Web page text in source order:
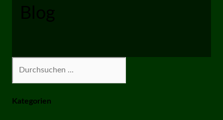
Blog
Kategorien